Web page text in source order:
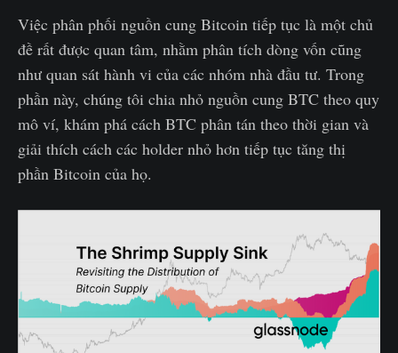
Việc phân phối nguồn cung Bitcoin tiếp tục là một chủ
đề rất được quan tâm, nhằm phân tích dòng vốn cũng
như quan sát hành vi của các nhóm nhà đầu tư. Trong
phần này, chúng tôi chia nhỏ nguồn cung BTC theo quy
mô ví, khám phá cách BTC phân tán theo thời gian và
giải thích cách các holder nhỏ hơn tiếp tục tăng thị
phần Bitcoin của họ.